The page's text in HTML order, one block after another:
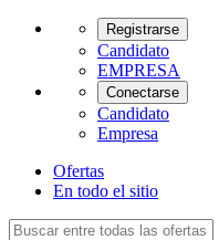
Registrarse
Candidato
EMPRESA
Conectarse
Candidato
Empresa
Ofertas
En todo el sitio